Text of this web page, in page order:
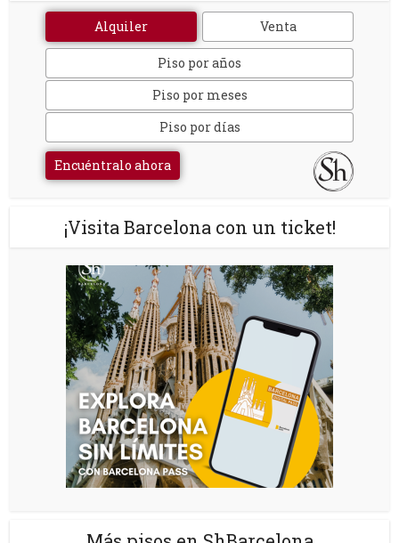
Alquiler Venta
Piso por años
Piso por meses
Piso por días
Encuéntralo ahora
¡Visita Barcelona con un ticket!